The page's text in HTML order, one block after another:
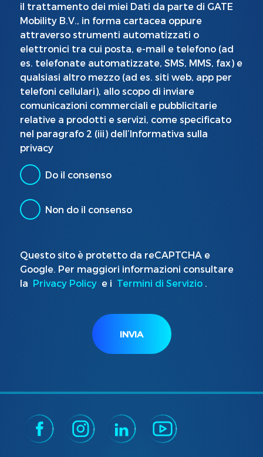
il trattamento dei miei Dati da parte di GATE
Mobility B.V., in forma cartacea oppure
attraverso strumenti automatizzati o
elettronici tra cui posta, e-mail e telefono (ad
es. telefonate automatizzate, SMS, MMS, fax) e
qualsiasi altro mezzo (ad es. siti web, app per
telefoni cellulari), allo scopo di inviare
comunicazioni commerciali e pubblicitarie
relative a prodotti e servizi, come specificato
nel paragrafo 2 (iii) dell’Informativa sulla
privacy
Do il consenso
Non do il consenso
Questo sito è protetto da reCAPTCHA e
Google. Per maggiori informazioni consultare
la Privacy Policy e i Termini di Servizio .
INVIA